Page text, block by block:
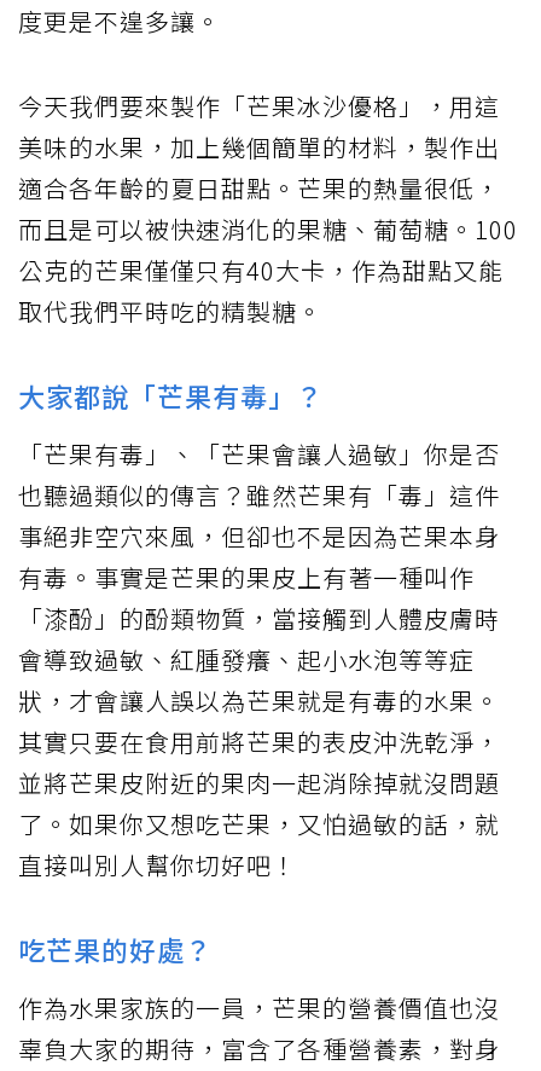
度更是不遑多讓。
今天我們要來製作「芒果冰沙優格」，用這
美味的水果，加上幾個簡單的材料，製作出
適合各年齡的夏日甜點。芒果的熱量很低，
而且是可以被快速消化的果糖、葡萄糖。100
公克的芒果僅僅只有40大卡，作為甜點又能
取代我們平時吃的精製糖。
大家都說「芒果有毒」？
「芒果有毒」、「芒果會讓人過敏」你是否
也聽過類似的傳言？雖然芒果有「毒」這件
事絕非空穴來風，但卻也不是因為芒果本身
有毒。事實是芒果的果皮上有著一種叫作
「漆酚」的酚類物質，當接觸到人體皮膚時
會導致過敏、紅腫發癢、起小水泡等等症
狀，才會讓人誤以為芒果就是有毒的水果。
其實只要在食用前將芒果的表皮沖洗乾淨，
並將芒果皮附近的果肉一起消除掉就沒問題
了。如果你又想吃芒果，又怕過敏的話，就
直接叫別人幫你切好吧！
吃芒果的好處？
作為水果家族的一員，芒果的營養價值也沒
辜負大家的期待，富含了各種營養素，對身